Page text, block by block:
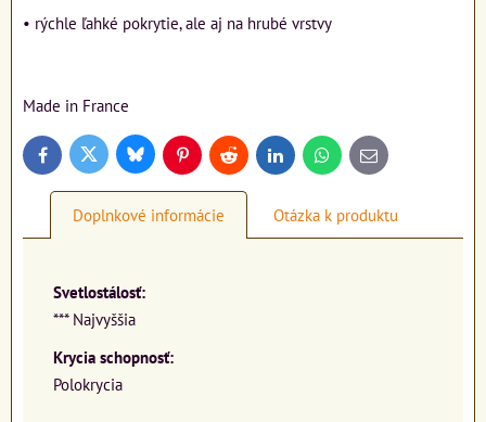
• rýchle ľahké pokrytie, ale aj na hrubé vrstvy
Made in France
FacebookTwitter BlueskyPinterestReddit LinkedInWhatsApp
E-
mail
Doplnkové informácie Otázka k produktu
Svetlostálosť:
*** Najvyššia
Krycia schopnosť:
Polokrycia